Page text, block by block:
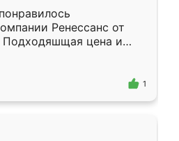
Ренессанс от
Подходяшщая цена и
Приехавший
Владислав
эскизу самый
1